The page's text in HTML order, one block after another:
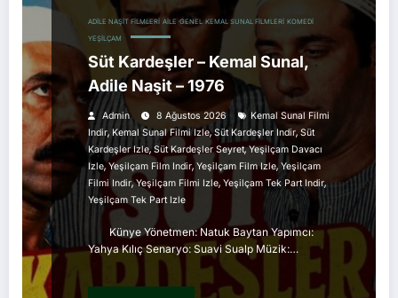
ADILE NAŞIT FILMLERI AILE GENEL KEMAL SUNAL FILMLERI KOMEDI
YEŞILÇAM
Süt Kardeşler – Kemal Sunal,
Adile Naşit – 1976
Admin 8 Ağustos 2026
Kemal Sunal Filmi
Indir, Kemal Sunal Filmi Izle,Süt Kardeşler Indir, Süt
Kardeşler Izle,Süt Kardeşler Seyret,Yeşilçam Davacı
Izle,Yeşilçam Film Indir, Yeşilçam Film Izle, Yeşilçam
Filmi Indir,Yeşilçam Filmi Izle, Yeşilçam Tek Part Indir,
Yeşilçam Tek Part Izle
Künye Yönetmen: Natuk Baytan Yapımcı:
Yahya Kılıç Senaryo: Suavi Sualp Müzik:…